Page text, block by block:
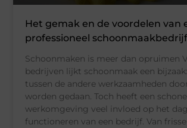
Het gemak en de voordelen van
professioneel schoonmaakbedrijf
Schoonmaken is meer dan opruimen
bedrijven lijkt schoonmaak een
tussen de andere werkzaamheden
worden gedaan. Toch heeft een schone
werkomgeving veel invloed op het
functioneren van een bedrijf. Van frisse